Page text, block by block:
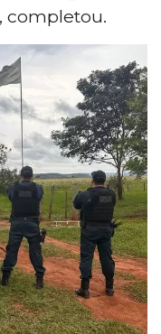
completou.